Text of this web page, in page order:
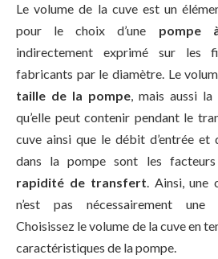
Le volume de la cuve est un
pour le choix d’une pompe
indirectement exprimé sur les
fabricants par le diamètre. Le
taille de la pompe, mais aussi
qu’elle peut contenir pendant le
cuve ainsi que le débit d’entrée
dans la pompe sont les
rapidité de transfert. Ainsi, une
n’est pas nécessairement une
Choisissez le volume de la cuve en
caractéristiques de la pompe.